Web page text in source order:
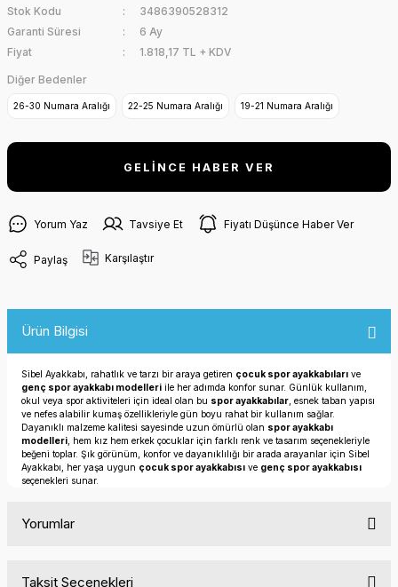
Stok Kodu
3486390528312
Garanti Süresi
6 Ay
Fiyat
1.818,17 TL + KDV
Diğer Bedenler
26-30 Numara Aralığı 22-25 Numara Aralığı 19-21 Numara Aralığı
GELİNCE HABER VER
Yorum Yaz Tavsiye Et Fiyatı Düşünce Haber Ver
Paylaş Karşılaştır
Ürün Bilgisi
Sibel Ayakkabı, rahatlık ve tarzı bir araya getiren çocuk spor ayakkabıları ve
genç spor ayakkabı modelleri ile her adımda konfor sunar. Günlük kullanım,
okul veya spor aktiviteleri için ideal olan bu spor ayakkabılar , esnek taban yapısı
ve nefes alabilir kumaş özellikleriyle gün boyu rahat bir kullanım sağlar.
Dayanıklı malzeme kalitesi sayesinde uzun ömürlü olan spor ayakkabı
modelleri , hem kız hem erkek çocuklar için farklı renk ve tasarım seçenekleriyle
beğeni toplar. Şık görünüm, konfor ve dayanıklılığı bir arada arayanlar için Sibel
Ayakkabı, her yaşa uygun çocuk spor ayakkabısı ve genç spor ayakkabısı
seçenekleri sunar.
Yorumlar
Taksit Seçenekleri